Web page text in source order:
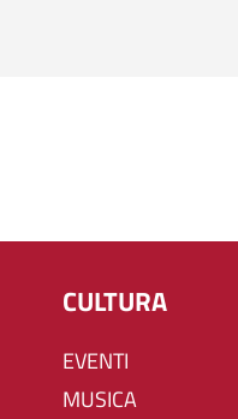
CULTURA
EVENTI
MUSICA